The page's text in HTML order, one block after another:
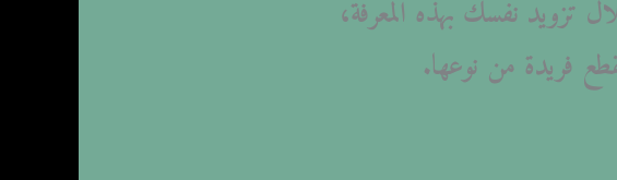
تزويد نفسك بهذه المعرفة،
فريدة من نوعها.